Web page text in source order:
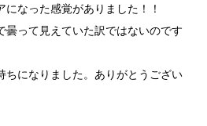
なった感覚がありました！！
曇って見えていた訳ではないのです
ちになりました。ありがとうござい